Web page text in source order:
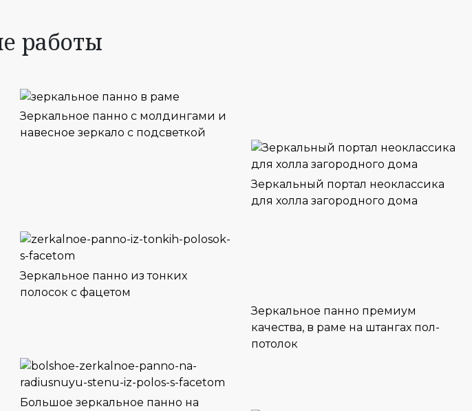
работы
Зеркальное панно с молдингами и
навесное зеркало с подсветкой
Зеркальный портал неоклассика
для холла загородного дома
Зеркальное панно из тонких
полосок с фацетом
Зеркальное панно премиум
качества, в раме на штангах пол-
потолок
Большое зеркальное панно на